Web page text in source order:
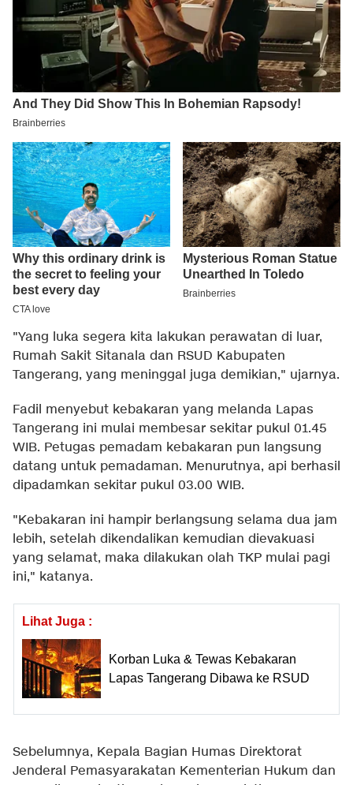
"Yang luka segera kita lakukan perawatan di luar,
Rumah Sakit Sitanala dan RSUD Kabupaten
Tangerang, yang meninggal juga demikian," ujarnya.
Fadil menyebut kebakaran yang melanda Lapas
Tangerang ini mulai membesar sekitar pukul 01.45
WIB. Petugas pemadam kebakaran pun langsung
datang untuk pemadaman. Menurutnya, api berhasil
dipadamkan sekitar pukul 03.00 WIB.
"Kebakaran ini hampir berlangsung selama dua jam
lebih, setelah dikendalikan kemudian dievakuasi
yang selamat, maka dilakukan olah TKP mulai pagi
ini," katanya.
Lihat Juga :
Korban Luka & Tewas Kebakaran
Lapas Tangerang Dibawa ke RSUD
Sebelumnya, Kepala Bagian Humas Direktorat
Jenderal Pemasyarakatan Kementerian Hukum dan